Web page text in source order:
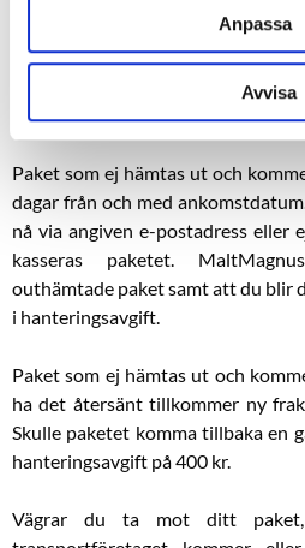
Anpassa
Avvisa
För ej uthämtade paket som
vi oss rätten att debitera dig
förverkade varor (livsmedel) plus
närvarande är 400 kr.
Paket som ej hämtas ut och
dagar från och med
nå via angiven e-postadress eller
kasseras paketet.
outhämtade paket samt att du blir
i hanteringsavgift.
Paket som ej hämtas ut och
ha det återsänt tillkommer ny
Skulle paketet komma tillbaka en
hanteringsavgift på 400 kr.
Vägrar du ta mot ditt